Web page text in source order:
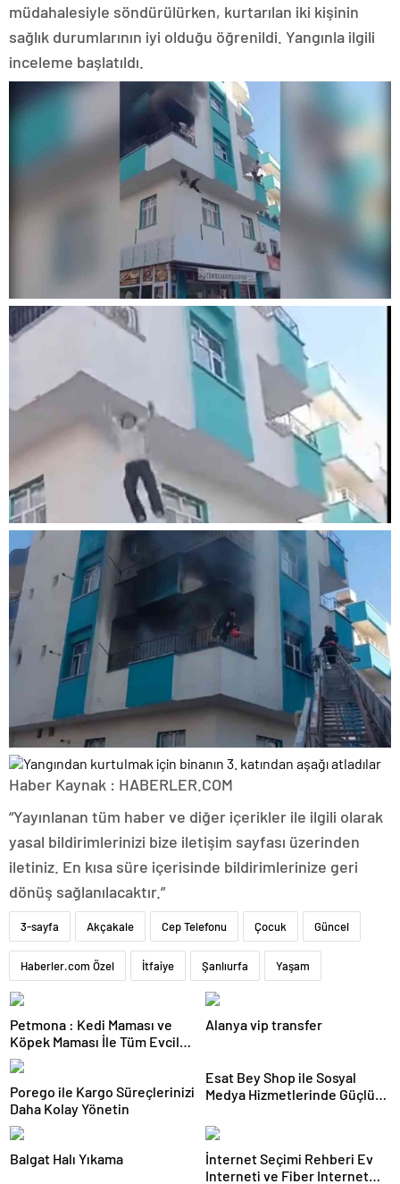
müdahalesiyle söndürülürken, kurtarılan iki kişinin
sağlık durumlarının iyi olduğu öğrenildi. Yangınla ilgili
inceleme başlatıldı.
Haber Kaynak : HABERLER.COM
“Yayınlanan tüm haber ve diğer içerikler ile ilgili olarak
yasal bildirimlerinizi bize iletişim sayfası üzerinden
iletiniz. En kısa süre içerisinde bildirimlerinize geri
dönüş sağlanılacaktır.”
3-sayfa Akçakale Cep Telefonu Çocuk Güncel
Haberler.com Özel İtfaiye Şanlıurfa Yaşam
Petmona : Kedi Maması ve
Köpek Maması İle Tüm Evcil
Hayvan Ürünleri
Alanya vip transfer
Porego ile Kargo Süreçlerinizi
Daha Kolay Yönetin
Esat Bey Shop ile Sosyal
Medya Hizmetlerinde Güçlü
Balgat Halı Yıkama
İnternet Seçimi Rehberi Ev
Interneti ve Fiber Internet